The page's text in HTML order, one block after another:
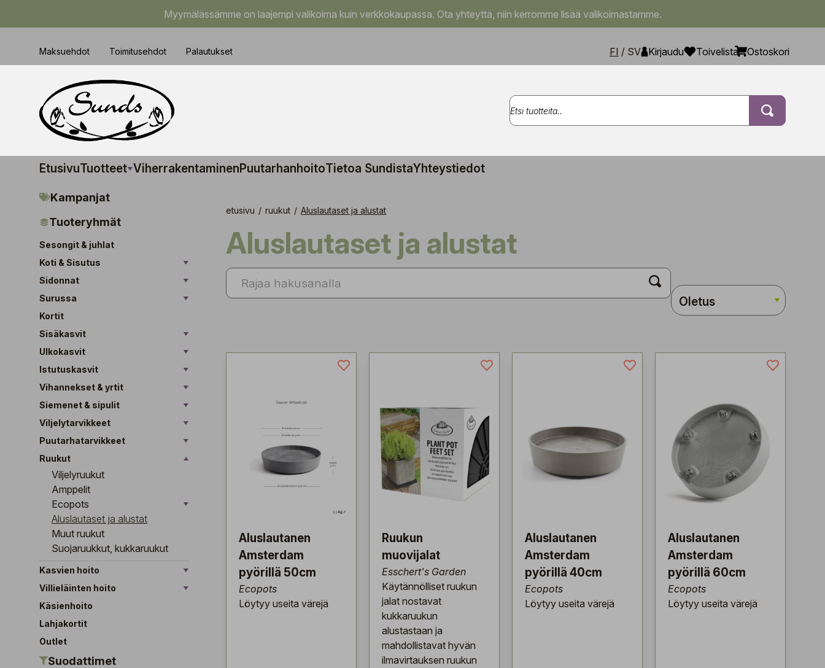
Myymälässämme on laajempi valikoima kuin verkkokaupassa. Ota yhteyttä, niin kerromme lisää valikoimastamme.
Maksuehdot Toimitusehdot Palautukset FI / SV Kirjaudu Toivelista Ostoskori
EtusivuTuotteet ViherrakentaminenPuutarhanhoitoTietoa SundistaYhteystiedot
Kampanjat
Tuoteryhmät
Sesongit & juhlat
Koti & Sisutus
Sidonnat
Surussa
Kortit
Sisäkasvit
Ulkokasvit
Istutuskasvit
Vihannekset & yrtit
Siemenet & sipulit
Viljelytarvikkeet
Puutarhatarvikkeet
Ruukut
Viljelyruukut
Amppelit
Ecopots
Aluslautaset ja alustat
Muut ruukut
Suojaruukkut, kukkaruukut
Kasvien hoito
Villieläinten hoito
Käsienhoito
Lahjakortit
Outlet
Suodattimet
etusivu / ruukut / Aluslautaset ja alustat
Aluslautaset ja alustat
Aluslautanen
Amsterdam
pyörillä 50cm
Ecopots
Löytyy useita värejä
Ruukun
muovijalat
Esschert's Garden
Käytännölliset ruukun
jalat nostavat
kukkaruukun
alustastaan ja
mahdollistavat hyvän
ilmavirtauksen ruukun
Aluslautanen
Amsterdam
pyörillä 40cm
Ecopots
Löytyy useita värejä
Aluslautanen
Amsterdam
pyörillä 60cm
Ecopots
Löytyy useita värejä